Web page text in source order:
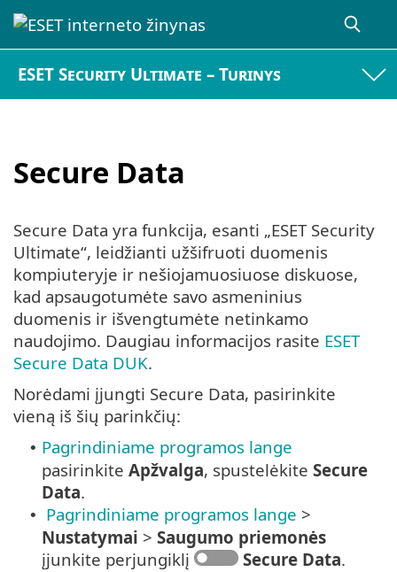
ESET Security Ultimate – Turinys
Secure Data
Secure Data yra funkcija, esanti „ESET Security
Ultimate“, leidžianti užšifruoti duomenis
kompiuteryje ir nešiojamuosiuose diskuose,
kad apsaugotumėte savo asmeninius
duomenis ir išvengtumėte netinkamo
naudojimo. Daugiau informacijos rasite ESET
Secure Data DUK.
Norėdami įjungti Secure Data, pasirinkite
vieną iš šių parinkčių:
• Pagrindiniame programos lange
pasirinkite Apžvalga, spustelėkite Secure
Data.
• Pagrindiniame programos lange >
Nustatymai > Saugumo priemonės
įjunkite perjungiklį
Secure Data.